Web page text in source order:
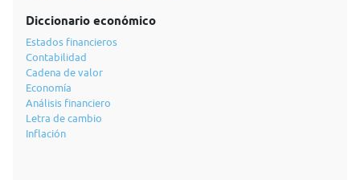
Diccionario económico
Estados financieros
Contabilidad
Cadena de valor
Economía
Análisis financiero
Letra de cambio
Inflación